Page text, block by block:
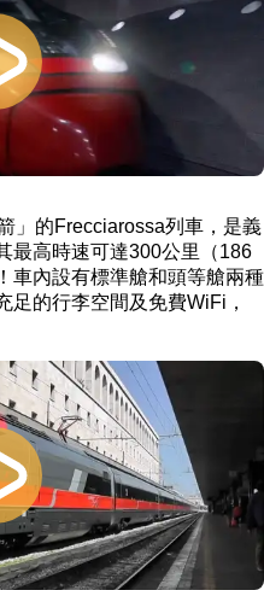
」的Frecciarossa列車，是義
最高時速可達300公里（186
車內設有標準艙和頭等艙兩種
足的行李空間及免費WiFi，